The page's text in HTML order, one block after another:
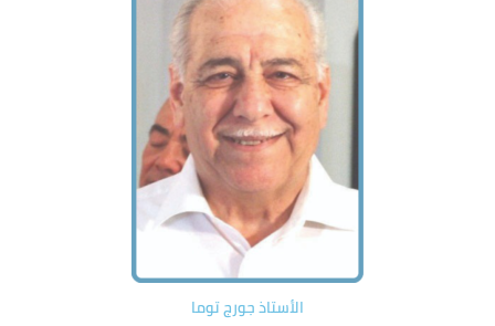
الأستاذ جورج توما​